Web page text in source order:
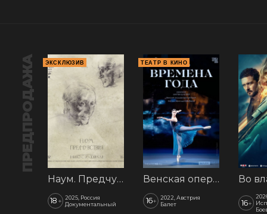
ПРЕДПРОДАЖА ЭКСКЛЮЗИВ
Наум. Предчувствия
18 + 2025, Россия
Документальный
ТЕАТР В КИНО
Венская опера: Времена года
16+
2022, Австрия
Балет
16+